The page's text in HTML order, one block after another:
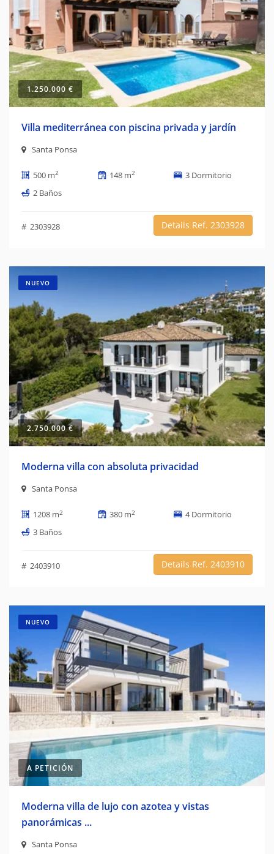
1.250.000 €
Villa mediterránea con piscina privada y jardín
Santa Ponsa
500 m2 148 m2
3 Dormitorio
2 Baños
# 2303928 Details Ref. 2303928
NUEVO
2.750.000 €
Moderna villa con absoluta privacidad
Santa Ponsa
1208 m2 380 m2
4 Dormitorio
3 Baños
# 2403910 Details Ref. 2403910
NUEVO
A PETICIÓN
Moderna villa de lujo con azotea y vistas
panorámicas ...
Santa Ponsa